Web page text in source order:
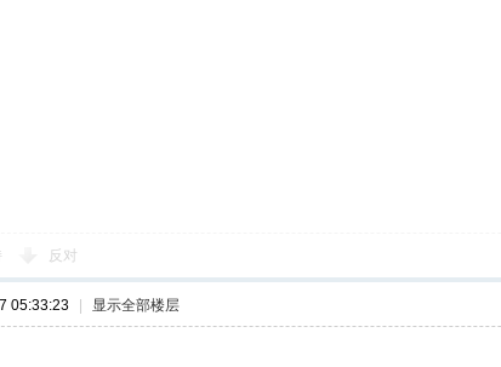
反对
05:33:23 显示全部楼层